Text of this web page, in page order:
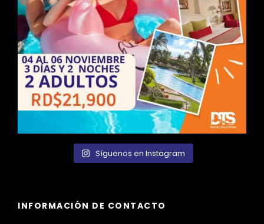
Síguenos en Instagram
INFORMACIÓN DE CONTACTO